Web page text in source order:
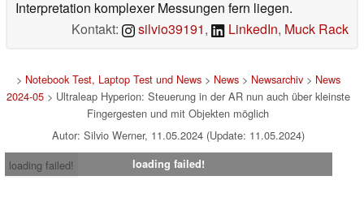
Interpretation komplexer Messungen fern liegen.
Kontakt:
silvio39191, LinkedIn, Muck Rack
> Notebook Test, Laptop Test und News> News> Newsarchiv> News
2024-05> Ultraleap Hyperion: Steuerung in der AR nun auch über kleinste
Fingergesten und mit Objekten möglich
Autor: Silvio Werner, 11.05.2024 (Update: 11.05.2024)
loading failed!
loading failed!